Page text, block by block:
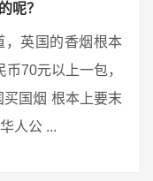
呢？
，英国的香烟根本
70元以上一包，
国烟 根本上要末
人公 ...